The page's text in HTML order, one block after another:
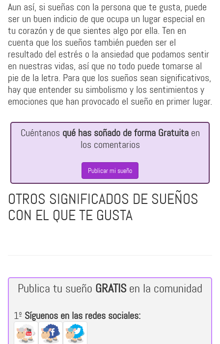
Aun así, si sueñas con la persona que te gusta, puede
ser un buen indicio de que ocupa un lugar especial en
tu corazón y de que sientes algo por ella. Ten en
cuenta que los sueños también pueden ser el
resultado del estrés o la ansiedad que podamos sentir
en nuestras vidas, así que no todo puede tomarse al
pie de la letra. Para que los sueños sean significativos,
hay que entender su simbolismo y los sentimientos y
emociones que han provocado el sueño en primer lugar.
Cuéntanos qué has soñado de forma Gratuitaen
los comentarios
Publicar mi sueño
OTROS SIGNIFICADOS DE SUEÑOS
CON EL QUE TE GUSTA
Publica tu sueño GRATISen la comunidad
1º Síguenos en las redes sociales: